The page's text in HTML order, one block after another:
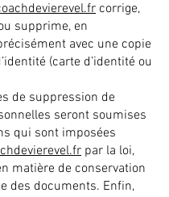
corrige,
supprime, en
avec une copie
(carte d’identité ou
de suppression de
seront soumises
qui sont imposées
par la loi,
matière de conservation
des documents. Enfin,